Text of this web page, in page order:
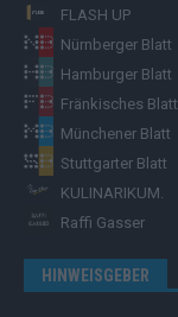
FLASH UP
Nürnberger Blatt
Hamburger Blatt
Fränkisches Blatt
Münchener Blatt
Stuttgarter Blatt
KULINARIKUM.
Raffi Gasser
HINWEISGEBER